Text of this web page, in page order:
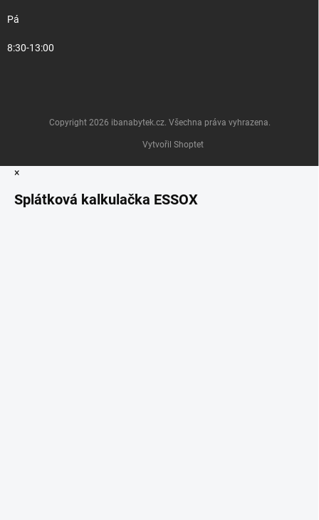
Pá
8:30-13:00
Vytvořil Shoptet
Copyright 2026 ibanabytek.cz. Všechna práva vyhrazena.
×
Splátková kalkulačka ESSOX